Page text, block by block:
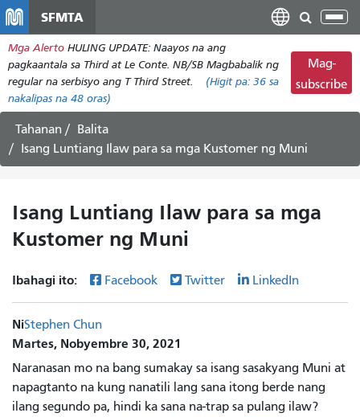
pangunahing
nilalaman
SFMTA
I-
ang
Mga Alerto HULING UPDATE: Naayos na ang
pagkaantala sa Third at Le Conte. NB/SB Magbabalik ng
regular na serbisyo ang T Third Street.
(Higit pa: 36 sa
nakalipas na 48 oras)
Mag-
subscribe
Tahanan
Balita
Isang Luntiang Ilaw para sa mga Kustomer ng Muni
Isang Luntiang Ilaw para sa mga
Kustomer ng Muni
Ibahagi ito: Facebook Twitter LinkedIn
NiStephen Chun
Martes, Nobyembre 30, 2021
Naranasan mo na bang sumakay sa isang sasakyang Muni at
napagtanto na kung nanatili lang sana itong berde nang
ilang segundo pa, hindi ka sana na-trap sa pulang ilaw?